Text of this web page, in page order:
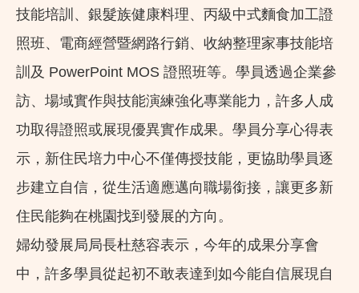
技能培訓、銀髮族健康料理、丙級中式麵食加工證
照班、電商經營暨網路行銷、收納整理家事技能培
訓及 PowerPoint MOS 證照班等。學員透過企業參
訪、場域實作與技能演練強化專業能力，許多人成
功取得證照或展現優異實作成果。學員分享心得表
示，新住民培力中心不僅傳授技能，更協助學員逐
步建立自信，從生活適應邁向職場銜接，讓更多新
住民能夠在桃園找到發展的方向。
婦幼發展局局長杜慈容表示，今年的成果分享會
中，許多學員從起初不敢表達到如今能自信展現自